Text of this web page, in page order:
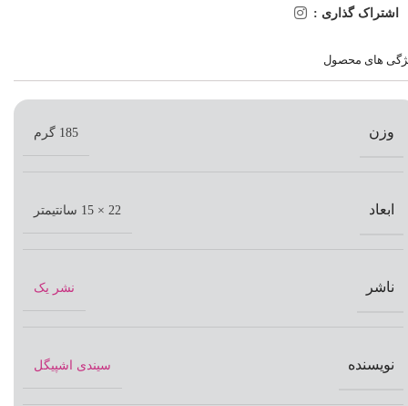
اشتراک گذاری :
های محصول
وزن 185 گرم
ابعاد 22 × 15 سانتیمتر
ناشر نشر یک
نویسنده سیندی اشپیگل